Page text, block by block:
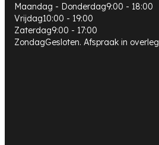
Maandag - Donderdag9:00 - 18:00
Vrijdag10:00 - 19:00
Zaterdag9:00 - 17:00
ZondagGesloten. Afspraak in overleg